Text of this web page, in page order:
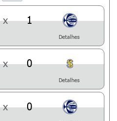
x 1
Detalhes
x 0
Detalhes
x 0